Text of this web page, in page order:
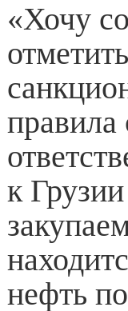
«Хочу
правила
к
нефть